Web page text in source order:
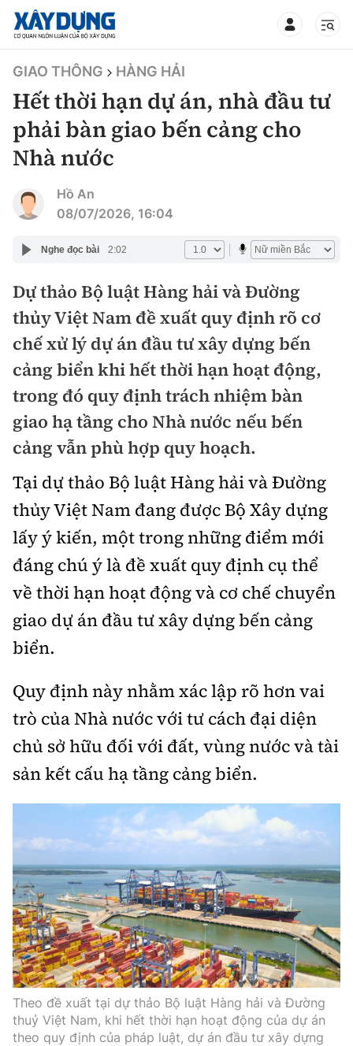
TIN BỘ XÂY DỰNG
CHUYÊN MỤC
Mới nhất
Thời sự
Chính trị
Xã hội
Chuyện dọc đường
Cải chính
Xây dựng
Chỉ đạo điều hành
Quy hoạch kiến trúc
Vật liệu xây dựng
Giám định chất lượng
Quản lý đô thị
Giao thông
Quản lý
Đường bộ
Hàng không
Đường sắt
Đăng kiểm
Đường sắt tốc độ cao
Đường thủy
Hàng hải
Đường sắt đô thị
Mời thầu - Đấu thầu
Thi viết về GTVT
Kinh tế
Thị trường
Chứng khoán
Bảo hiểm
Doanh nghiệp
Pháp luật
Thanh tra
An ninh hình sự
Điều tra
Pháp đình
Hỏi - Đáp
An toàn giao thông
Giao thông 24h
ATGT địa phương
Văn hóa giao thông
Lái xe an toàn
Gương sáng giao thông
Chất lượng sống
Giáo dục
Y tế
Đời sống
Lao động - Công đoàn
Văn hóa - Giải Trí
Văn hóa
Showbiz
Điện ảnh
Âm nhạc
Thể thao
Bóng đá
Bình luận
Hậu trường sao
360 độ thể thao
Công nghệ mới
Sản phẩm mới
Tư vấn
Thế giới
Thời sự Quốc tế
Thế giới giao thông
Thế giới xây dựng
Đi ++
Khám phá
Lối sống
Ẩm thực
Video
Thời sự
Khám phá
Camera giao thông
Câu chuyện giao thông
Giải trí - Thể thao
Cơ quan chủ quản: Bộ Xây dựng
Giấy phép số: 03/GP-BVHTTDL, cấp ngày 1/4/2025.
Tòa soạn: Số 2 Nguyễn Công Hoan, phường Giảng Võ,
Hà Nội.
GIAO THÔNG HÀNG HẢI
Hết thời hạn dự án, nhà đầu tư
phải bàn giao bến cảng cho
Nhà nước
Hồ An
08/07/2026, 16:04
Nghe đọc bài 2:02
Dự thảo Bộ luật Hàng hải và Đường
thủy Việt Nam đề xuất quy định rõ cơ
chế xử lý dự án đầu tư xây dựng bến
cảng biển khi hết thời hạn hoạt động,
trong đó quy định trách nhiệm bàn
giao hạ tầng cho Nhà nước nếu bến
cảng vẫn phù hợp quy hoạch.
Tại dự thảo Bộ luật Hàng hải và Đường
thủy Việt Nam đang được Bộ Xây dựng
lấy ý kiến, một trong những điểm mới
đáng chú ý là đề xuất quy định cụ thể
về thời hạn hoạt động và cơ chế chuyển
giao dự án đầu tư xây dựng bến cảng
biển.
Quy định này nhằm xác lập rõ hơn vai
trò của Nhà nước với tư cách đại diện
chủ sở hữu đối với đất, vùng nước và tài
sản kết cấu hạ tầng cảng biển.
Theo đề xuất tại dự thảo Bộ luật Hàng hải và Đường
thuỷ Việt Nam, khi hết thời hạn hoạt động của dự án
theo quy định của pháp luật, dự án đầu tư xây dựng